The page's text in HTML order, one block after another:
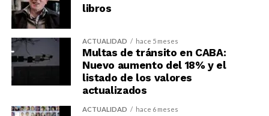
libros
ACTUALIDAD hace 5 meses
Multas de tránsito en CABA:
Nuevo aumento del 18% y el
listado de los valores
actualizados
ACTUALIDAD hace 6 meses